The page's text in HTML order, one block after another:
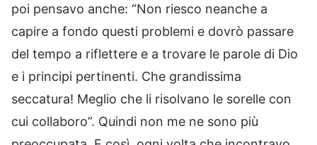
poi pensavo anche: “Non riesco neanche a
capire a fondo questi problemi e dovrò passare
del tempo a riflettere e a trovare le parole di Dio
e i principi pertinenti. Che grandissima
seccatura! Meglio che li risolvano le sorelle con
cui collaboro”. Quindi non me ne sono più